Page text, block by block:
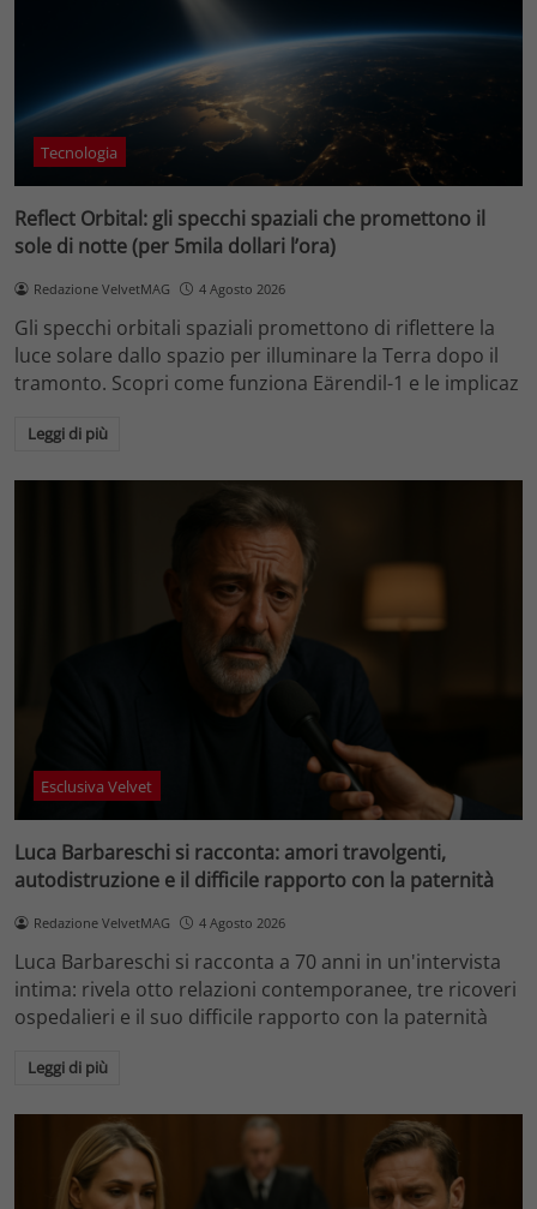
Tecnologia
Reflect Orbital: gli specchi spaziali che promettono il
sole di notte (per 5mila dollari l’ora)
Redazione VelvetMAG 4 Agosto 2026
Gli specchi orbitali spaziali promettono di riflettere la
luce solare dallo spazio per illuminare la Terra dopo il
tramonto. Scopri come funziona Eärendil-1 e le implicaz
Leggi di più
Esclusiva Velvet
Luca Barbareschi si racconta: amori travolgenti,
autodistruzione e il difficile rapporto con la paternità
Redazione VelvetMAG 4 Agosto 2026
Luca Barbareschi si racconta a 70 anni in un'intervista
intima: rivela otto relazioni contemporanee, tre ricoveri
ospedalieri e il suo difficile rapporto con la paternità
Leggi di più